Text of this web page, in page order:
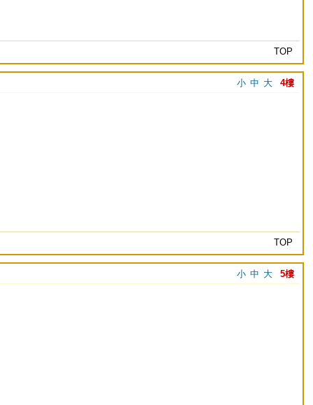
TOP
4樓
大
中
小
TOP
5樓
大
中
小